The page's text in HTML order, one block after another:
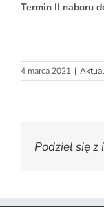
Termin II naboru
4 marca 2021 |
Podziel się z